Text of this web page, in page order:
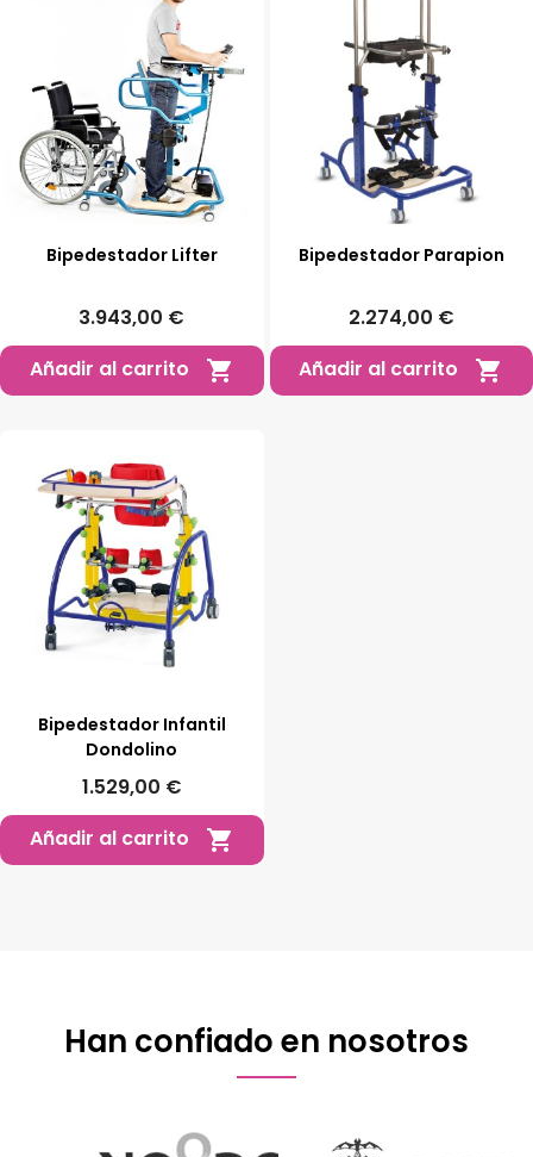
Bipedestador Lifter
3.943,00 €
Añadir al carrito

Bipedestador Parapion
2.274,00 €
Añadir al carrito

Bipedestador Infantil
Dondolino
1.529,00 €
Añadir al carrito

Han confiado en nosotros